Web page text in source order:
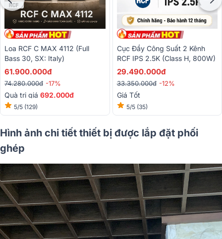
Loa RCF C MAX 4112 (full
Bass 30, SX: Italy)
61.900.000đ
74.280.000đ -17%
Quà trị giá 692.000đ
5/5 (129)
Cục Đẩy Công Suất 2 Kênh
RCF IPS 2.5K (Class H, 800W)
29.490.000đ
33.350.000đ -12%
Giá Tốt
5/5 (35)
Hình ảnh chi tiết thiết bị được lắp đặt phối
ghép